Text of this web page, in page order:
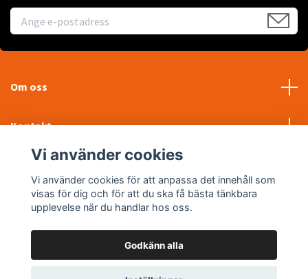
Om oss
Kontakt
Sociala medier
© 2026 WTP Maskin AB
Vi använder cookies
Vi använder cookies för att anpassa det innehåll som
visas för dig och för att du ska få bästa tänkbara
upplevelse när du handlar hos oss.
Godkänn alla